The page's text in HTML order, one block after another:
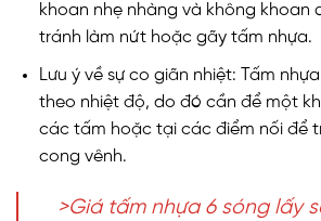
khoan nhẹ nhàng và không khoan
tránh làm nứt hoặc gãy tấm nhựa.
Lưu ý về sự co giãn nhiệt: Tấm
theo nhiệt độ, do đó cần để một
các tấm hoặc tại các điểm nối để
cong vênh.
>Giá tấm nhựa 6 sóng lấy